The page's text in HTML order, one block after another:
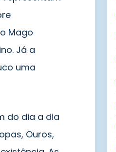
Mago
Já a
uma
do dia a dia
Ouros,